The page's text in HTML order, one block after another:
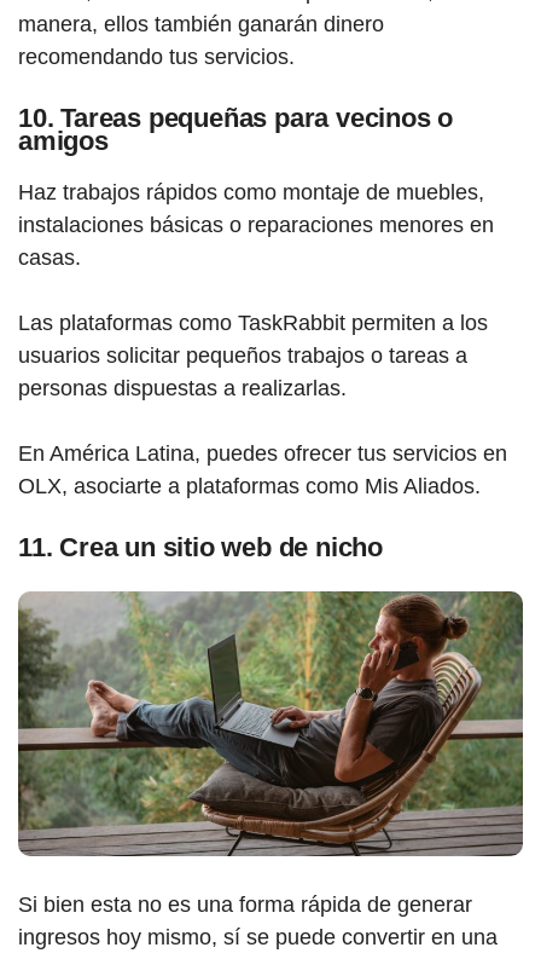
manera, ellos también ganarán dinero
recomendando tus servicios.
10. Tareas pequeñas para vecinos o
amigos
Haz trabajos rápidos como montaje de muebles,
instalaciones básicas o reparaciones menores en
casas.
Las plataformas como TaskRabbit permiten a los
usuarios solicitar pequeños trabajos o tareas a
personas dispuestas a realizarlas.
En América Latina, puedes ofrecer tus servicios en
OLX, asociarte a plataformas como Mis Aliados.
11. Crea un sitio web de nicho
Si bien esta no es una forma rápida de generar
ingresos hoy mismo, sí se puede convertir en una